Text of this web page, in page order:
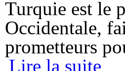
Turquie est le
Occidentale,
prometteurs
Lire la suitede